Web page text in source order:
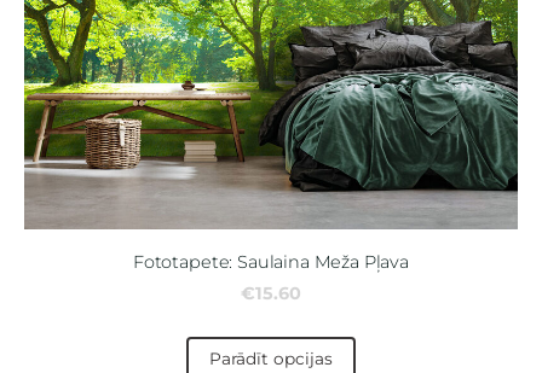
Fototapete: Saulaina Meža Pļava
€15.60
Parādīt opcijas